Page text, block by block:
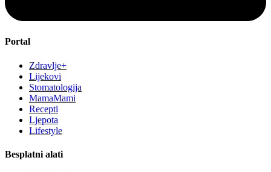
Portal
Zdravlje+
Lijekovi
Stomatologija
MamaMami
Recepti
Ljepota
Lifestyle
Besplatni alati